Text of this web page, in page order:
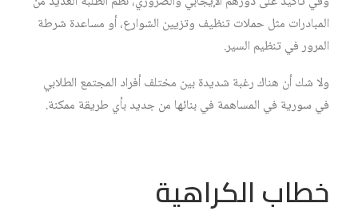
المبادرات مثل حملات تنظيف وتزيين الشوارع، أو مساعدة شرطة
المرور في تنظيم السير.
ولا شك أن هناك رغبة شديدة بين مختلف أفراد المجتمع الطلابي
في سورية في المساهمة في بنائها من جديد بأي طريقة ممكنة.
خطاب الكراهية